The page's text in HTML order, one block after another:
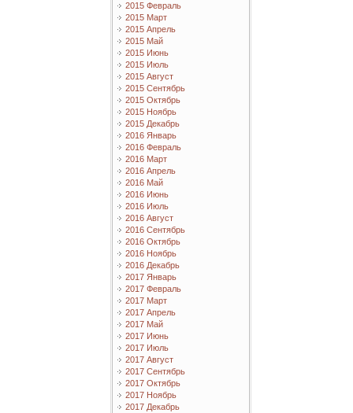
2015 Февраль
2015 Март
2015 Апрель
2015 Май
2015 Июнь
2015 Июль
2015 Август
2015 Сентябрь
2015 Октябрь
2015 Ноябрь
2015 Декабрь
2016 Январь
2016 Февраль
2016 Март
2016 Апрель
2016 Май
2016 Июнь
2016 Июль
2016 Август
2016 Сентябрь
2016 Октябрь
2016 Ноябрь
2016 Декабрь
2017 Январь
2017 Февраль
2017 Март
2017 Апрель
2017 Май
2017 Июнь
2017 Июль
2017 Август
2017 Сентябрь
2017 Октябрь
2017 Ноябрь
2017 Декабрь